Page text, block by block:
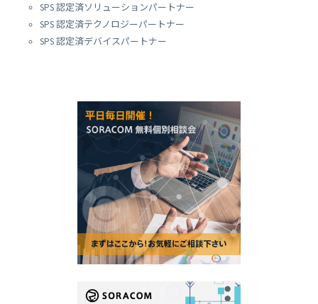
SPS 認定済ソリューションパートナー
SPS 認定済テクノロジーパートナー
SPS 認定済デバイスパートナー